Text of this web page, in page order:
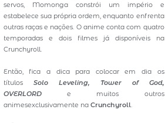
servos, Momonga constrói um império e
estabelece sua própria ordem, enquanto enfrenta
outras raças e nações. O anime conta com quatro
temporadas e dois filmes já disponíveis na
Crunchyroll.
Então, fica a dica para colocar em dia os
títulos Solo Leveling, Tower of God,
OVERLORDe muitos outros
animesexclusivamente na Crunchyroll.